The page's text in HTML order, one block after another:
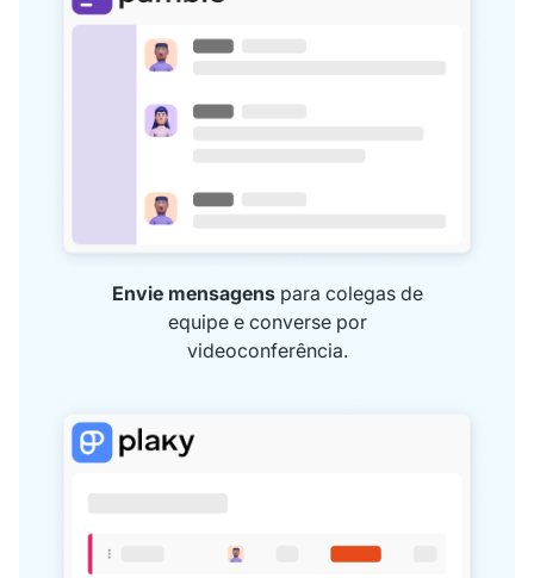
Envie mensagenspara colegas de
equipe e converse por
videoconferência.